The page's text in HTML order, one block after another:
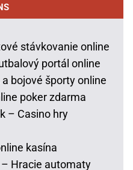
stávkovanie online
portál online
bojové športy online
poker zdarma
– Casino hry
kasína
Hracie automaty